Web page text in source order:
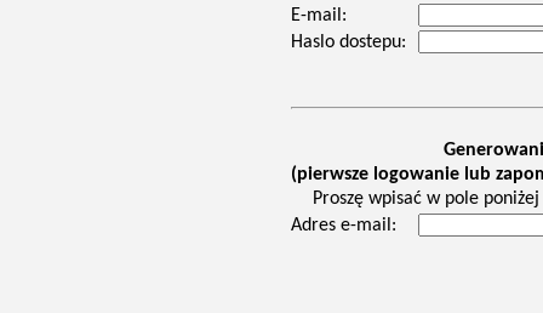
E-mail:
Haslo dostepu:
(pierwsze logowanie lub
Proszę wpisać w pole
Adres e-mail: